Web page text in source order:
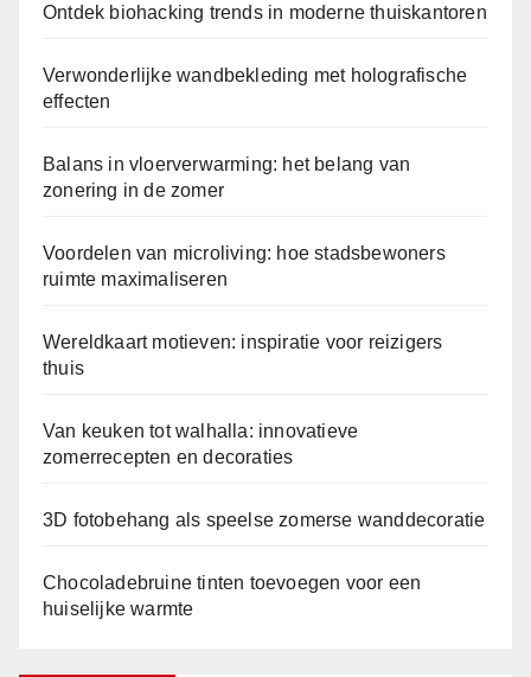
Ontdek biohacking trends in moderne thuiskantoren
Verwonderlijke wandbekleding met holografische
effecten
Balans in vloerverwarming: het belang van
zonering in de zomer
Voordelen van microliving: hoe stadsbewoners
ruimte maximaliseren
Wereldkaart motieven: inspiratie voor reizigers
thuis
Van keuken tot walhalla: innovatieve
zomerrecepten en decoraties
3D fotobehang als speelse zomerse wanddecoratie
Chocoladebruine tinten toevoegen voor een
huiselijke warmte